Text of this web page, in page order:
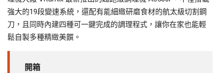
強大的19段變速系統，還配有能細緻研磨食材的航太級切割鋼
刀，且同時內建四種可一鍵完成的調理程式，讓你在家也能輕
鬆自製多種精緻美饌。
開箱